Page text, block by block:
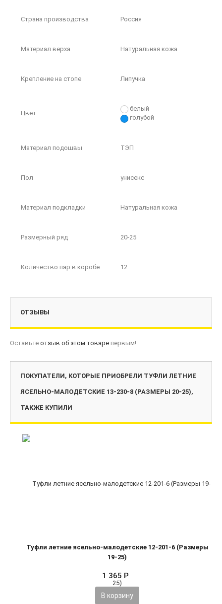
Страна производства Россия
Материал верха Натуральная кожа
Крепление на стопе Липучка
Цвет
белый
голубой
Материал подошвы ТЭП
Пол унисекс
Материал подкладки Натуральная кожа
Размерный ряд 20-25
Количество пар в коробе 12
ОТЗЫВЫ
Оставьте отзыв об этом товаре первым!
ПОКУПАТЕЛИ, КОТОРЫЕ ПРИОБРЕЛИ ТУФЛИ ЛЕТНИЕ
ЯСЕЛЬНО-МАЛОДЕТСКИЕ 13-230-8 (РАЗМЕРЫ 20-25),
ТАКЖЕ КУПИЛИ
Туфли летние ясельно-малодетские 12-201-6 (Размеры
19-25)
1 365 Р
В корзину